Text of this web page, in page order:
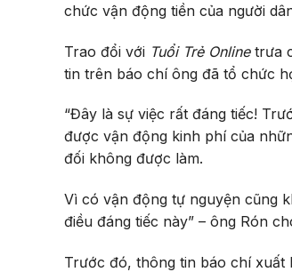
chức vận động tiền của người
Trao đổi với Tuổi Trẻ Online trưa
tin trên báo chí ông đã tổ chức
“Đây là sự việc rất đáng tiếc!
được vận động kinh phí của
đối không được làm.
Vì có vận động tự nguyện cũng
điều đáng tiếc này” – ông Rón
Trước đó, thông tin báo chí xuất